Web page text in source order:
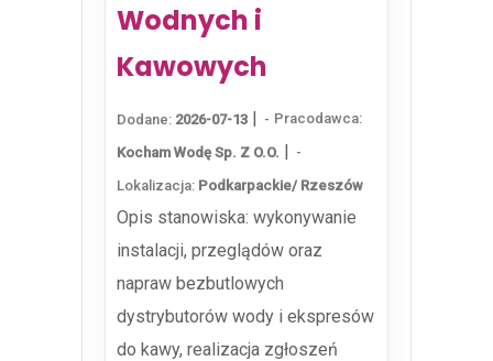
Wodnych i
Kawowych
Dodane: 2026-07-13 | Pracodawca:
Kocham Wodę Sp. Z O.o. |
Lokalizacja: Podkarpackie/ Rzeszów
Opis stanowiska: wykonywanie
instalacji, przeglądów oraz
napraw bezbutlowych
dystrybutorów wody i ekspresów
do kawy, realizacja zgłoszeń